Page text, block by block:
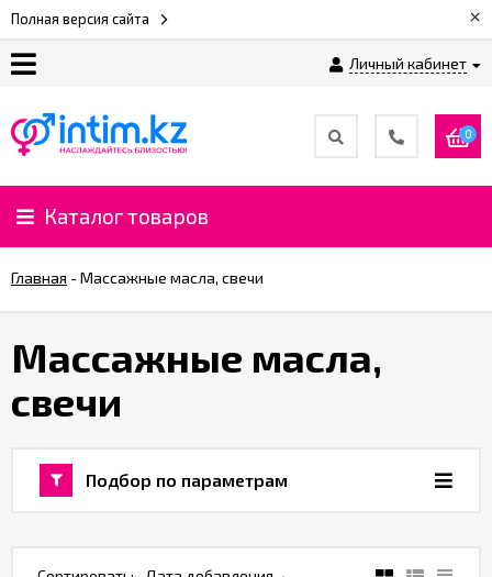
Полная версия сайта ×
Личный кабинет
нас
Доставка
и
CashBack
Партнерам
Служба
0
Каталог товаров
Главная -Массажные масла, свечи
Массажные масла,
свечи
Подбор по параметрам